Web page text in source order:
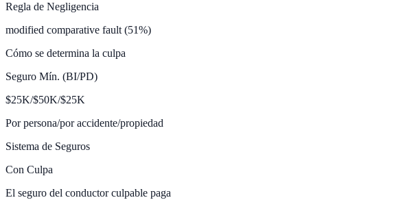
Regla de Negligencia
modified comparative fault (51%)
Cómo se determina la culpa
Seguro Mín. (BI/PD)
$25K/$50K/$25K
Por persona/por accidente/propiedad
Sistema de Seguros
Con Culpa
El seguro del conductor culpable paga